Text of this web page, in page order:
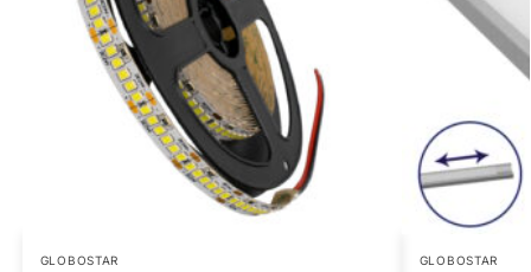
GLOBOSTAR GLOBOSTAR